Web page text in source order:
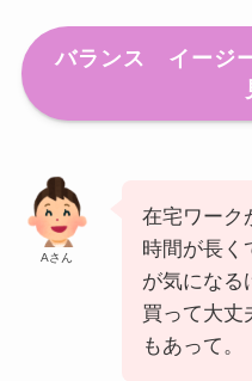
バランス イージ
Aさん
在宅ワーク
時間が長
が気になる
買って大丈
もあって。